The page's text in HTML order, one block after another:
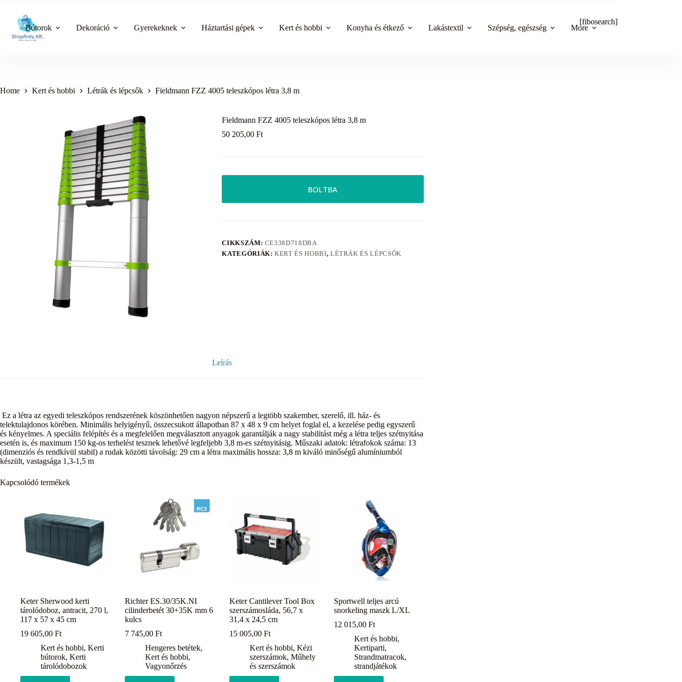
content
Bútorok Dekoráció Gyerekeknek Háztartási gépek Kert és hobbi Konyha és étkező Lakástextil Szépség, egészség More
[fibosearch]
Home Kert és hobbi Létrák és lépcsők Fieldmann FZZ 4005 teleszkópos létra 3,8 m
Fieldmann FZZ 4005 teleszkópos létra 3,8 m
50 205,00Ft
BOLTBA
CIKKSZÁM: CE338D718DBA
KATEGÓRIÁK:KERT ÉS HOBBI, LÉTRÁK ÉS LÉPCSŐK
Leírás
Ez a létra az egyedi teleszkópos rendszerének köszönhetően nagyon népszerű a legtöbb szakember, szerelő, ill. ház- és
telektulajdonos körében. Minimális helyigényű, összecsukott állapotban 87 x 48 x 9 cm helyet foglal el, a kezelése pedig egyszerű
és kényelmes. A speciális felépítés és a megfelelően megválasztott anyagok garantálják a nagy stabilitást még a létra teljes szétnyitása
esetén is, és maximum 150 kg-os terhelést tesznek lehetővé legfeljebb 3,8 m-es szétnyitásig. Műszaki adatok: létrafokok száma: 13
(dimenziós és rendkívül stabil) a rudak közötti távolság: 29 cm a létra maximális hossza: 3,8 m kiváló minőségű alumíniumból
készült, vastagsága 1,3-1,5 m
Kapcsolódó termékek
Keter Sherwood kerti
tárolódoboz, antracit, 270 l,
117 x 57 x 45 cm
19 605,00 Ft
Kert és hobbi, Kerti
bútorok, Kerti
tárolódobozok
Richter ES.30/35K.NI
cilinderbetét 30+35K mm 6
kulcs
7 745,00Ft
Hengeres betétek,
Kert és hobbi,
Vagyonőrzés
Keter Cantilever Tool Box
szerszámosláda, 56,7 x
31,4 x 24,5 cm
15 005,00Ft
Kert és hobbi,Kézi
szerszámok,Műhely
és szerszámok
Sportwell teljes arcú
snorkeling maszk L/XL
12 015,00Ft
Kert és hobbi,
Kertiparti,
Strandmatracok,
strandjátékok